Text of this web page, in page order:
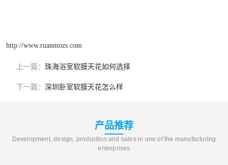
http://www.ruanmozs.com
上一篇： 珠海浴室软膜天花如何选择
下一篇： 深圳卧室软膜天花怎么样
产品推荐
Development, design, production and sales in one of the manufacturing
enterprises